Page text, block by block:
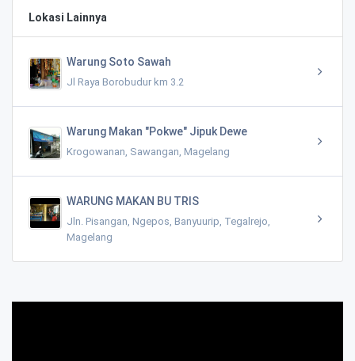
Lokasi Lainnya
Warung Soto Sawah
Jl Raya Borobudur km 3.2
Warung Makan "Pokwe" Jipuk Dewe
Krogowanan, Sawangan, Magelang
WARUNG MAKAN BU TRIS
Jln. Pisangan, Ngepos, Banyuurip, Tegalrejo,
Magelang